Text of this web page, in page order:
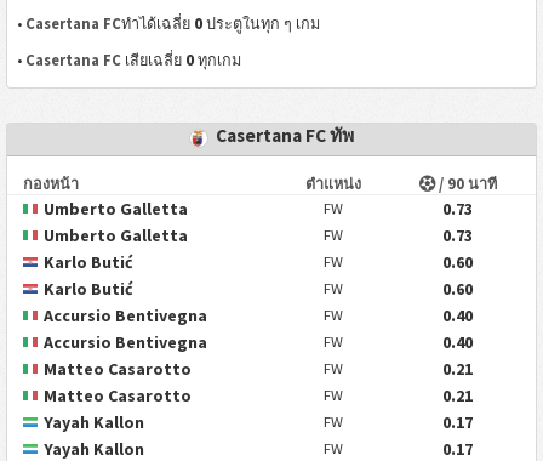
• Casertana FCทำได้เฉลี่ย 0 ประตูในทุก ๆ เกม
• Casertana FC เสียเฉลี่ย 0 ทุกเกม
Casertana FC ทัพ
กองหน้า ตำแหน่ง / 90 นาที
Umberto Galletta FW
0.73
Umberto Galletta
FW
0.73
Karlo Butić
FW
0.60
Karlo Butić
FW
0.60
Accursio Bentivegna
FW
0.40
Accursio Bentivegna
FW
0.40
Matteo Casarotto
FW
0.21
Matteo Casarotto
FW
0.21
Yayah Kallon
FW
0.17
Yayah Kallon
FW
0.17